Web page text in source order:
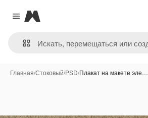
Close menu
Magnific
Главная/Стоковый/PSD/Плакат на макете эле…